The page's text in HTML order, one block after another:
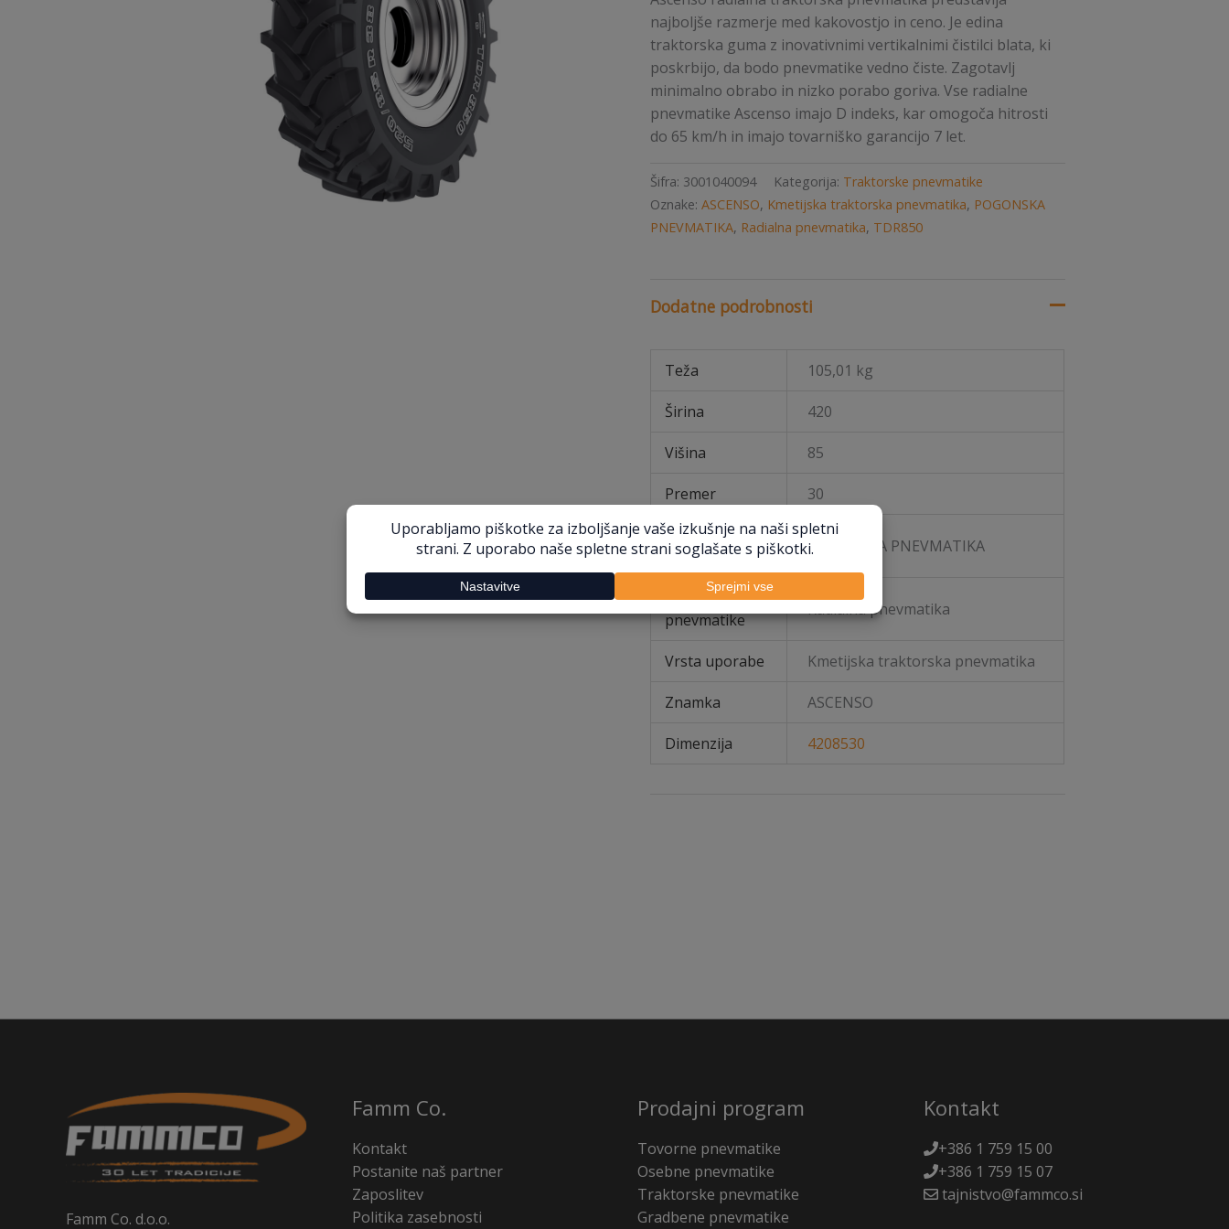
najboljše razmerje med kakovostjo in ceno. Je edina
traktorska guma z inovativnimi vertikalnimi čistilci blata, ki
poskrbijo, da bodo pnevmatike vedno čiste. Zagotavlj
minimalno obrabo in nizko porabo goriva. Vse radialne
pnevmatike Ascenso imajo D indeks, kar omogoča hitrosti
do 65 km/h in imajo tovarniško garancijo 7 let.
Šifra: 3001040094 Kategorija: Traktorske pnevmatike
Oznake:ASCENSO, Kmetijska traktorska pnevmatika, POGONSKA
PNEVMATIKA, Radialna pnevmatika, TDR850
Dodatne podrobnosti
Teža 105,01 kg
Širina 420
Višina 85
Premer 30
Namen
uporabe
POGONSKA PNEVMATIKA
Vrsta
pnevmatike
Radialna pnevmatika
Vrsta uporabe Kmetijska traktorska pnevmatika
Znamka ASCENSO
Dimenzija 4208530
Famm Co. d.o.o.
Famm Co.
Kontakt
Postanite naš partner
Zaposlitev
Politika zasebnosti
Prodajni program
Tovorne pnevmatike
Osebne pnevmatike
Traktorske pnevmatike
Gradbene pnevmatike
Kontakt
+386 1 759 15 00
+386 1 759 15 07
tajnistvo@fammco.si